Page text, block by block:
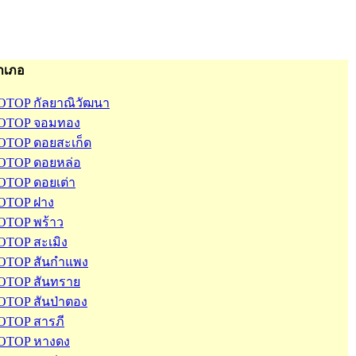
ภอ
กัลยาณิวัฒนา
จอมทอง
ดอยสะเก็ด
ดอยหล่อ
ดอยเต่า
ฝาง
พร้าว
สะเมิง
สันกำแพง
สันทราย
สันป่าตอง
สารภี
หางดง